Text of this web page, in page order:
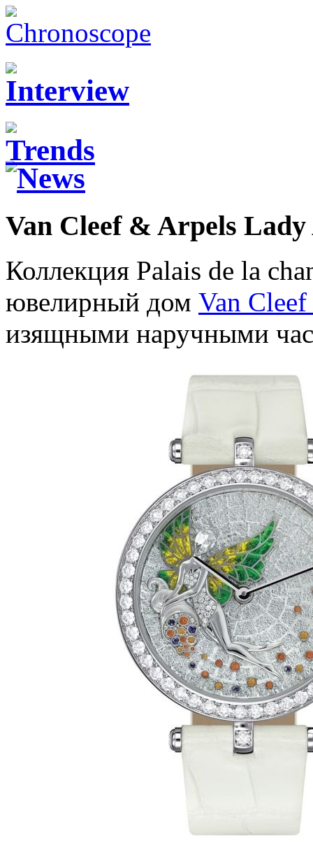
Van Cleef & Arpels
Коллекция Palais de la
ювелирный дом Van
изящными наручными